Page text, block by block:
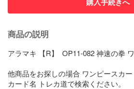
購入手続きへ
商品の説明
アラマキ 【R】  OP11-082 神速の拳
他商品をお探しの場合 ワンピースカ
カード名 トレカ道で検索ください。